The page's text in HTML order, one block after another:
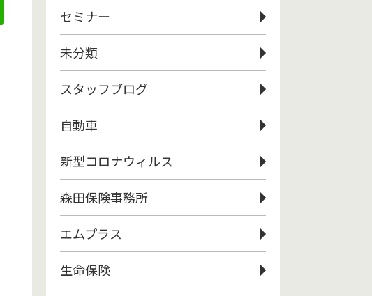
セミナー
未分類
スタッフブログ
自動車
新型コロナウィルス
森田保険事務所
エムプラス
生命保険